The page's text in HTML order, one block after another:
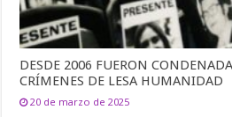
DESDE 2006 FUERON
CRÍMENES DE LESA HUMANIDAD
20 de marzo de 2025